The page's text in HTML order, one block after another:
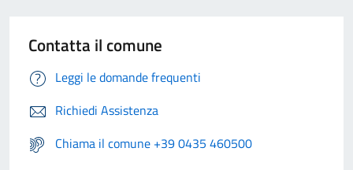
Contatta il comune
Leggi le domande frequenti
Richiedi Assistenza
Chiama il comune +39 0435 460500